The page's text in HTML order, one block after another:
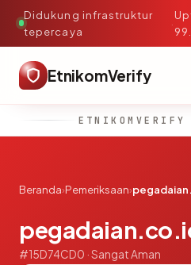
Didukung infrastruktur
tepercaya
·
EtnikomVerify
Beranda›Pemeriksaan›
#15D74CD0 · Sangat Aman